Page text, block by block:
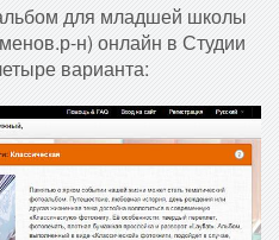
для младшей школы
н) онлайн в Студии
варианта: